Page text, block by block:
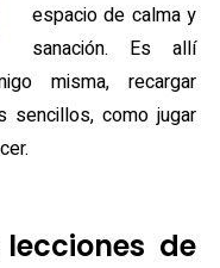
espacio de calma y
sanación. Es allí
misma, recargar
sencillos, como jugar
de